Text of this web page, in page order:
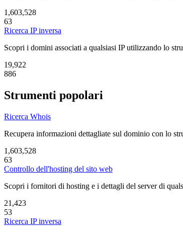
1,603,528
63
Ricerca IP inversa
Scopri i domini associati a qualsiasi IP utilizzando lo
19,922
886
Strumenti popolari
Ricerca Whois
Recupera informazioni dettagliate sul dominio con lo
1,603,528
63
Controllo dell'hosting del sito web
Scopri i fornitori di hosting e i dettagli del server di
21,423
53
Ricerca IP inversa